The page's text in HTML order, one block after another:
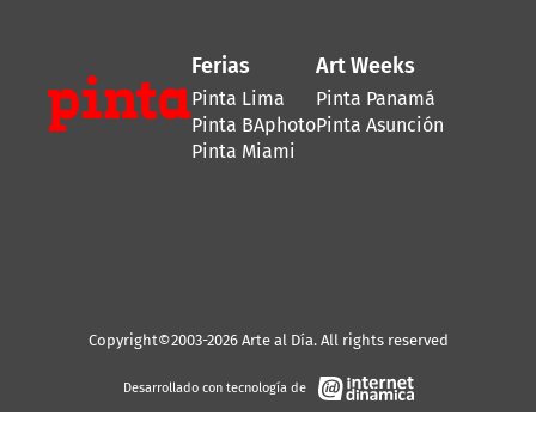
Ferias
Pinta Lima
Pinta BAphoto
Pinta Miami
Art Weeks
Pinta Panamá
Pinta Asunción
Copyright©2003-2026 Arte al Día. All rights reserved